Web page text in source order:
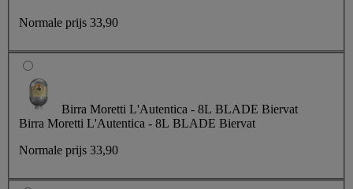
Normale prijs 33,90
Birra Moretti L'Autentica - 8L BLADE Biervat
Birra Moretti L'Autentica - 8L BLADE Biervat
Normale prijs 33,90